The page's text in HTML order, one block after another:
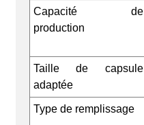
Capacité de
production
Taille de capsule
adaptée
Type de remplissage